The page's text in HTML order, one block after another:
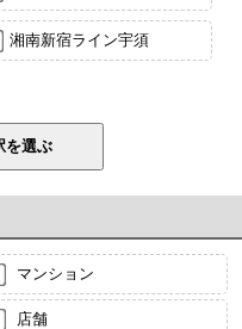
湘南新宿ライン宇須
マンション
店舗